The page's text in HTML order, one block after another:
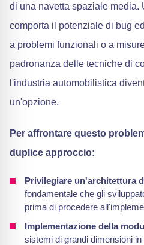
di una navetta spaziale media.
comporta il potenziale di bug
a problemi funzionali o a
padronanza delle tecniche di
l'industria automobilistica
un'opzione.
Per affrontare questo
duplice approccio:
Privilegiare un'architettura
fondamentale che gli
prima di procedere
Implementazione della
sistemi di grandi dimensioni